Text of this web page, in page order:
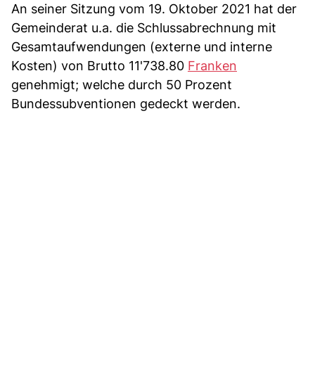
An seiner Sitzung vom 19. Oktober 2021 hat der
Gemeinderat u.a. die Schlussabrechnung mit
Gesamtaufwendungen (externe und interne
Kosten) von Brutto 11'738.80 Franken
genehmigt; welche durch 50 Prozent
Bundessubventionen gedeckt werden.